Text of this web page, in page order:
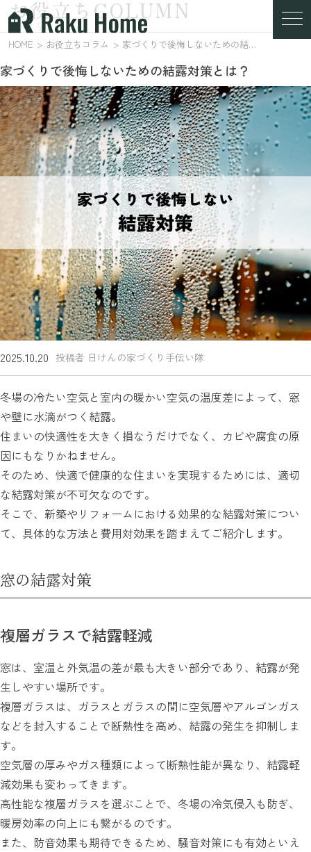
お役立ちコラム
お役立ちCOLUMN
HOME お役立ちコラム 家づくりで後悔しないための結露対策とは？
家づくりで後悔しないための結露対策とは？
2025.10.20 投稿者 日けんの家づくり手伝い隊
冬場の冷たい空気と室内の暖かい空気の温度差によって、窓
や壁に水滴がつく結露。
住まいの快適性を大きく損なうだけでなく、カビや腐食の原
因にもなりかねません。
そのため、快適で健康的な住まいを実現するためには、適切
な結露対策が不可欠なのです。
そこで、新築やリフォームにおける効果的な結露対策につい
て、具体的な方法と費用対効果を踏まえてご紹介します。
窓の結露対策
複層ガラスで結露軽減
窓は、室温と外気温の差が最も大きい部分であり、結露が発
生しやすい場所です。
複層ガラスは、ガラスとガラスの間に空気層やアルゴンガス
などを封入することで断熱性を高め、結露の発生を抑制しま
す。
空気層の厚みやガス種類によって断熱性能が異なり、結露軽
減効果も変わってきます。
高性能な複層ガラスを選ぶことで、冬場の冷気侵入も防ぎ、
暖房効率の向上にも繋がるのです。
また、防音効果も期待できるため、騒音対策にも有効といえ